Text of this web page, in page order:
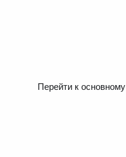
Перейти к основному